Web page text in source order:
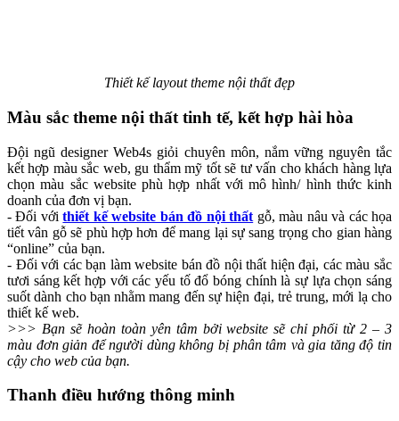
Thiết kế layout theme nội thất đẹp
Màu sắc theme nội thất tinh tế, kết hợp hài hòa
Đội ngũ designer Web4s giỏi chuyên môn, nắm vững nguyên tắc
kết hợp màu sắc web, gu thẩm mỹ tốt sẽ tư vấn cho khách hàng lựa
chọn màu sắc website phù hợp nhất với mô hình/ hình thức kinh
doanh của đơn vị bạn.
- Đối vớithiết kế website bán đồ nội thất gỗ, màu nâu và các họa
tiết vân gỗ sẽ phù hợp hơn để mang lại sự sang trọng cho gian hàng
“online” của bạn.
- Đối với các bạn làm website bán đồ nội thất hiện đại, các màu sắc
tươi sáng kết hợp với các yếu tố đổ bóng chính là sự lựa chọn sáng
suốt dành cho bạn nhằm mang đến sự hiện đại, trẻ trung, mới lạ cho
thiết kế web.
>>> Bạn sẽ hoàn toàn yên tâm bởi website sẽ chỉ phối từ 2 – 3
màu đơn giản để người dùng không bị phân tâm và gia tăng độ tin
cậy cho web của bạn.
Thanh điều hướng thông minh